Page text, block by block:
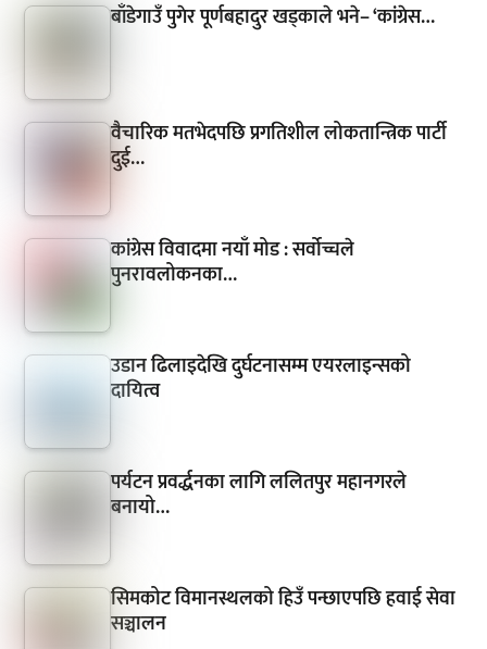
बाँडेगाउँ पुगेर पूर्णबहादुर खड्काले भने– ‘कांग्रेस…
वैचारिक मतभेदपछि प्रगतिशील लोकतान्त्रिक पार्टी
दुई…
कांग्रेस विवादमा नयाँ मोड : सर्वोच्चले
पुनरावलोकनका…
उडान ढिलाइदेखि दुर्घटनासम्म एयरलाइन्सको
दायित्व
पर्यटन प्रवर्द्धनका लागि ललितपुर महानगरले
बनायो…
सिमकोट विमानस्थलको हिउँ पन्छाएपछि हवाई सेवा
सञ्चालन